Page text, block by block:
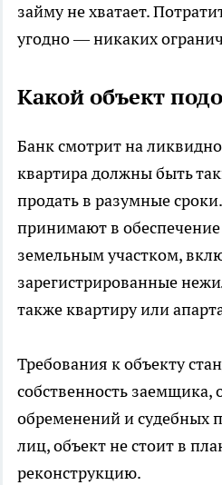
займу не хватает.
угодно — никаких
Какой объект
Банк смотрит на
квартира должны быть
продать в разумные
принимают в
земельным участком,
зарегистрированные
также квартиру или
Требования к объекту
собственность заемщика,
обременений и судебных
лиц, объект не стоит в
реконструкцию.